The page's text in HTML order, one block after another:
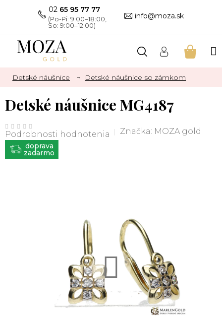
02 65 95 77 77
info@moza.sk
Detské náušnice Detské náušnice so zámkom
Detské náušnice MG4187
Priemerné
hodnotenie
produktu
je
0,0
5
Podrobnosti hodnotenia Značka: MOZA gold
ZADARMO